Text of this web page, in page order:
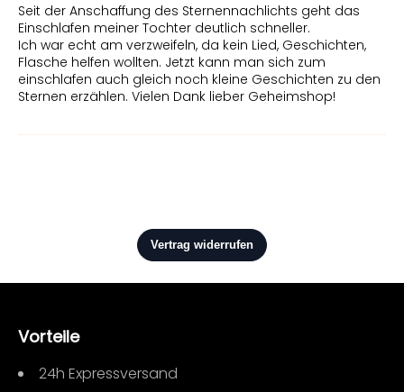
Seit der Anschaffung des Sternennachlichts geht das
Einschlafen meiner Tochter deutlich schneller.
Ich war echt am verzweifeln, da kein Lied, Geschichten,
Flasche helfen wollten. Jetzt kann man sich zum
einschlafen auch gleich noch kleine Geschichten zu den
Sternen erzählen. Vielen Dank lieber Geheimshop!
Vorteile
24h Expressversand